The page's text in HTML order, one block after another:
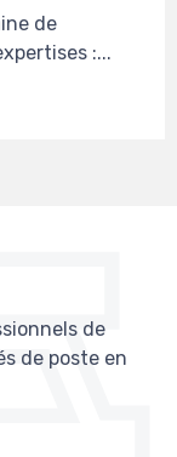
de
:...
de
de poste en